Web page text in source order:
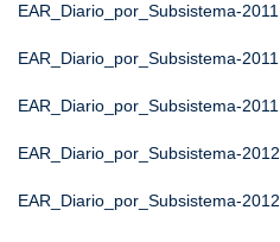
EAR_Diario_por_Subsistema-2011
EAR_Diario_por_Subsistema-2011
EAR_Diario_por_Subsistema-2011
EAR_Diario_por_Subsistema-2012
EAR_Diario_por_Subsistema-2012